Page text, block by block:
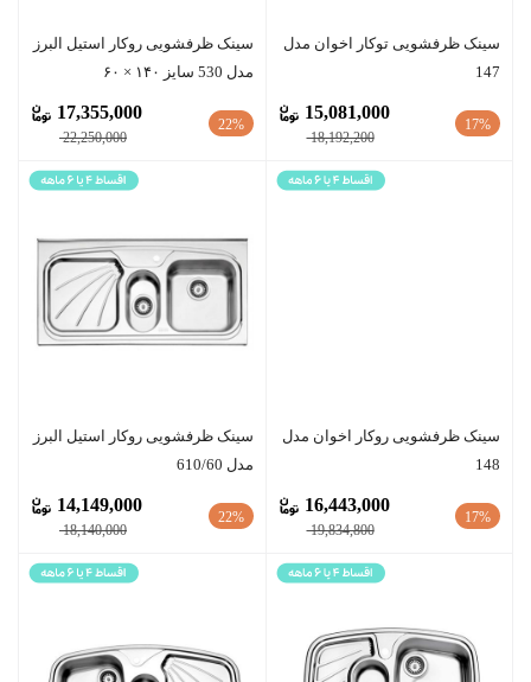
سینک ظرفشویی توکار اخوان مدل
147
17%
18,192,200
15,081,000
سينک ظرفشویی روکار استیل البرز
مدل 530 سایز ۱۴۰ × ۶۰
22%
22,250,000
17,355,000
سینک ظرفشویی روکار اخوان مدل
148
17%
19,834,800
16,443,000
سينک ظرفشویی روکار استیل البرز
مدل 610/60
22%
18,140,000
14,149,000